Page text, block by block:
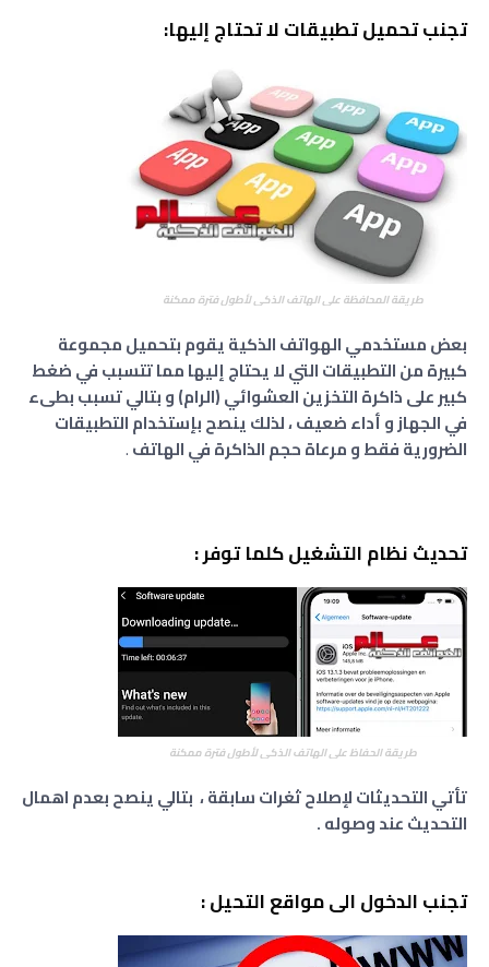
تجنب تحميل تطبيقات لا تحتاج إليها:
طريقة المحافظة على الهاتف الذكي لأطول فترة ممكنة
بعض مستخدمي الهواتف الذكية يقوم بتحميل مجموعة
كبيرة من التطبيقات التي لا يحتاج إليها مما تتسبب في ضغط
كبير على ذاكرة التخزين العشوائي (الرام) و بتالي تسبب بطىء
في الجهاز و أداء ضعيف ، لذلك ينصح بإستخدام التطبيقات
الضرورية فقط و مرعاة حجم الذاكرة في الهاتف.
تحديث نظام التشغيل كلما توفر :
طريقة الحفاظ على الهاتف الذكي لأطول فترة ممكنة
تأتي التحديثات لإصلاح ثغرات سابقة ، بتالي ينصح بعدم اهمال
التحديث عند وصوله .
تجنب الدخول الى مواقع التحيل :